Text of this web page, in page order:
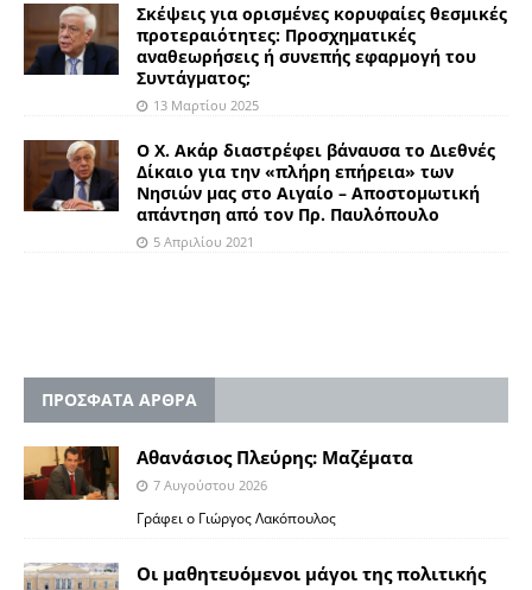
Σκέψεις για ορισμένες κορυφαίες θεσμικές
προτεραιότητες: Προσχηματικές
αναθεωρήσεις ή συνεπής εφαρμογή του
Συντάγματος;
13 Μαρτίου 2025
Ο Χ. Ακάρ διαστρέφει βάναυσα το Διεθνές
Δίκαιο για την «πλήρη επήρεια» των
Νησιών μας στο Αιγαίο – Αποστομωτική
απάντηση από τον Πρ. Παυλόπουλο
5 Απριλίου 2021
ΠΡΟΣΦΑΤΑ ΑΡΘΡΑ
Αθανάσιος Πλεύρης: Μαζέματα
7 Αυγούστου 2026
Γράφει ο Γιώργος Λακόπουλος
Οι μαθητευόμενοι μάγοι της πολιτικής